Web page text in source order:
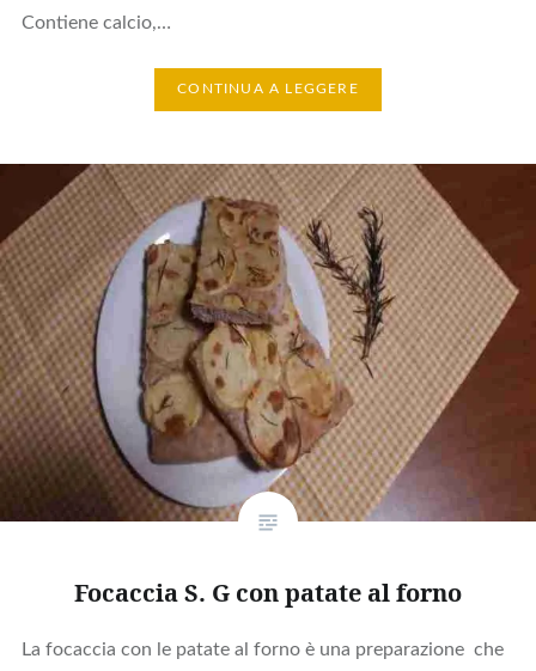
Contiene calcio,…
CONTINUA A LEGGERE
Focaccia S. G con patate al forno
La focaccia con le patate al forno è una preparazione che